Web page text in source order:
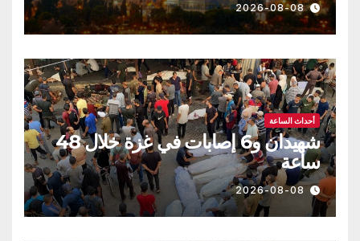
2026-08-08
أحداث الساعة
شهيدان و6 إصابات في غزة خلال 48
ساعة
2026-08-08